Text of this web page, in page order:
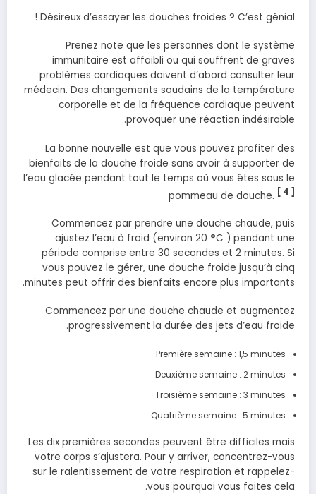
Désireux d’essayer les douches froides ? C’est génial !
Prenez note que les personnes dont le système
immunitaire est affaibli ou qui souffrent de graves
problèmes cardiaques doivent d’abord consulter leur
médecin. Des changements soudains de la température
corporelle et de la fréquence cardiaque peuvent
provoquer une réaction indésirable.
La bonne nouvelle est que vous pouvez profiter des
bienfaits de la douche froide sans avoir à supporter de
l’eau glacée pendant tout le temps où vous êtes sous le
pommeau de douche. [ 4 ]
Commencez par prendre une douche chaude, puis
ajustez l’eau à froid (environ 20 °C ) pendant une
période comprise entre 30 secondes et 2 minutes. Si
vous pouvez le gérer, une douche froide jusqu’à cinq
minutes peut offrir des bienfaits encore plus importants.
Commencez par une douche chaude et augmentez
progressivement la durée des jets d’eau froide.
Première semaine : 1,5 minutes
Deuxième semaine : 2 minutes
Troisième semaine : 3 minutes
Quatrième semaine : 5 minutes
Les dix premières secondes peuvent être difficiles mais
votre corps s’ajustera. Pour y arriver, concentrez-vous
sur le ralentissement de votre respiration et rappelez-
vous pourquoi vous faites cela.